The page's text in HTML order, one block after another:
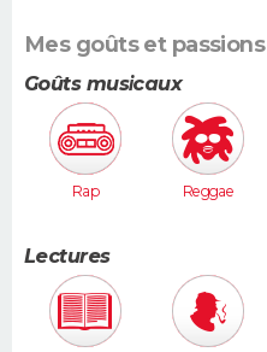
Mes goûts et passions
Goûts musicaux
Rap Reggae
Lectures